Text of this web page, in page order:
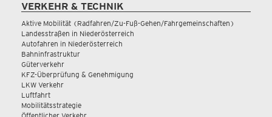
VERKEHR & TECHNIK
Aktive Mobilität (Radfahren/Zu-Fuß-Gehen/Fahrgemeinschaften)
Landesstraßen in Niederösterreich
Autofahren in Niederösterreich
Bahninfrastruktur
Güterverkehr
KFZ-Überprüfung & Genehmigung
LKW Verkehr
Luftfahrt
Mobilitätsstrategie